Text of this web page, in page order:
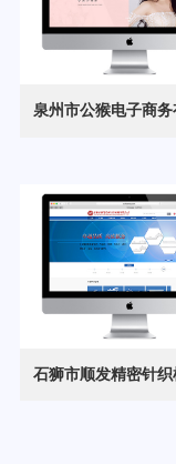
泉州市公猴电子商务
石狮市顺发精密针织